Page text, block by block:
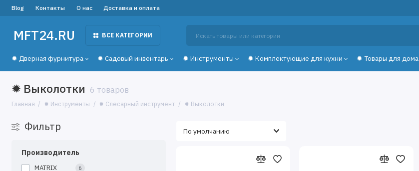
Blog Контакты О нас Доставка и оплата
MFT24.RU ВСЕ КАТЕГОРИИ
✹ Дверная фурнитура ✹ Садовый инвентарь ✹ Инструменты ✹ Комплектующие для кухни ✹ Товары для дома
✹ Выколотки 6 товаров
Главная ✹ Инструменты ✹ Слесарный инструмент ✹ Выколотки
Фильтр
Производитель
MATRIX 6